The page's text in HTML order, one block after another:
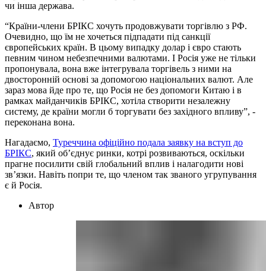
чи інша держава.
“Країни-члени БРІКС хочуть продовжувати торгівлю з РФ.
Очевидно, що їм не хочеться підпадати під санкції
європейських країн. В цьому випадку долар і євро стають
певним чином небезпечними валютами. І Росія уже не тільки
пропонувала, вона вже інтегрувала торгівель з ними на
двосторонній основі за допомогою національних валют. Але
зараз мова йде про те, що Росія не без допомоги Китаю і в
рамках майданчиків БРІКС, хотіла створити незалежну
систему, де країни могли б торгувати без західного впливу”, -
переконана вона.
Нагадаємо, Туреччина офіційно подала заявку на вступ до
БРІКС, який об’єднує ринки, котрі розвиваються, оскільки
прагне посилити свій глобальний вплив і налагодити нові
зв’язки. Навіть попри те, що членом так званого угрупування
є й Росія.
Автор